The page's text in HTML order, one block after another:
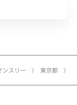
ンスリー 東京都